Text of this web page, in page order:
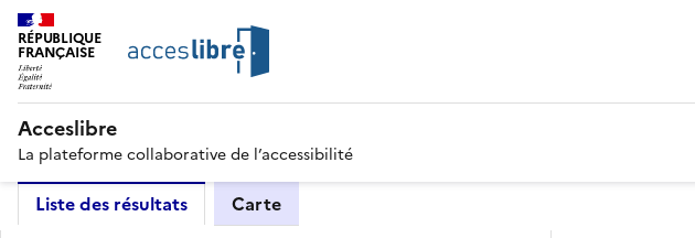
RÉPUBLIQUE
FRANÇAISE
Acceslibre
La plateforme collaborative de l’accessibilité
Liste des résultats Carte